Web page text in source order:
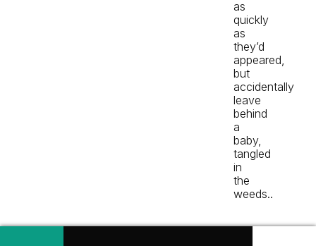
as
quickly
as
they’d
appeared,
but
accidentally
leave
behind
a
baby,
tangled
in
the
weeds..